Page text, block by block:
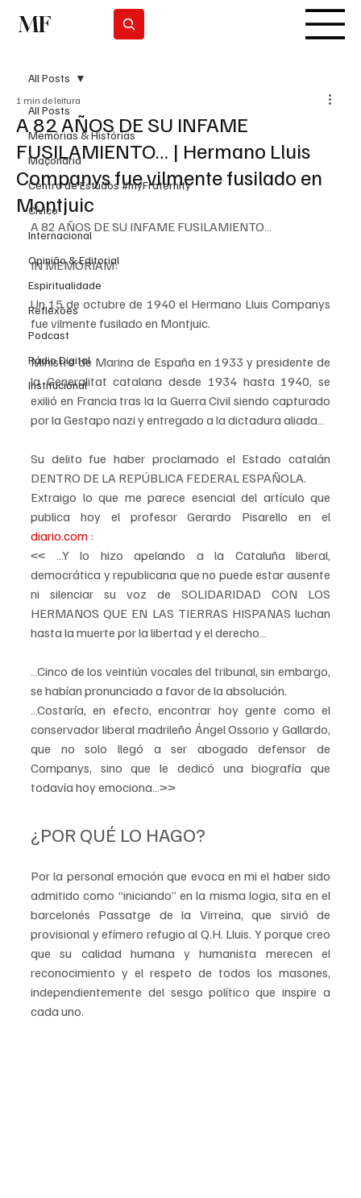
MF
All Posts
Memórias & Histórias
Maçonaria
Centro de Estudos #myFraternity
Cívico
Internacional
Opinião & Editorial
Espiritualidade
Reflexões
Podcast
Rádio Digital
Institucional
All Posts
A 82 AÑOS DE SU INFAME
FUSILAMIENTO… | Hermano Lluis
Companys fue vilmente fusilado en
Montjuic
1 min de leitura
A 82 AÑOS DE SU INFAME FUSILAMIENTO…
IN MEMORIAM:
Un 15 de octubre de 1940 el Hermano Lluis Companys
fue vilmente fusilado en Montjuic.
Ministro de Marina de España en 1933 y presidente de
la Generalitat catalana desde 1934 hasta 1940, se
exilió en Francia tras la la Guerra Civil siendo capturado
por la Gestapo nazi y entregado a la dictadura aliada…
Su delito fue haber proclamado el Estado catalán
DENTRO DE LA REPÚBLICA FEDERAL ESPAÑOLA.
Extraigo lo que me parece esencial del artículo que
diario.com :
<< …Y lo hizo apelando a la Cataluña liberal,
democrática y republicana que no puede estar ausente
ni silenciar su voz de SOLIDARIDAD CON LOS
HERMANOS QUE EN LAS TIERRAS HISPANAS luchan
hasta la muerte por la libertad y el derecho…
…Cinco de los veintiún vocales del tribunal, sin embargo,
se habían pronunciado a favor de la absolución.
…Costaría, en efecto, encontrar hoy gente como el
conservador liberal madrileño Ángel Ossorio y Gallardo,
que no solo llegó a ser abogado defensor de
Companys, sino que le dedicó una biografía que
todavía hoy emociona…>>
¿POR QUÉ LO HAGO?
Por la personal emoción que evoca en mi el haber sido
admitido como “iniciando” en la misma logia, sita en el
barcelonés Passatge de la Virreina, que sirvió de
provisional y efímero refugio al Q.H. Lluis. Y porque creo
que su calidad humana y humanista merecen el
reconocimiento y el respeto de todos los masones,
independientemente del sesgo político que inspire a
cada uno.